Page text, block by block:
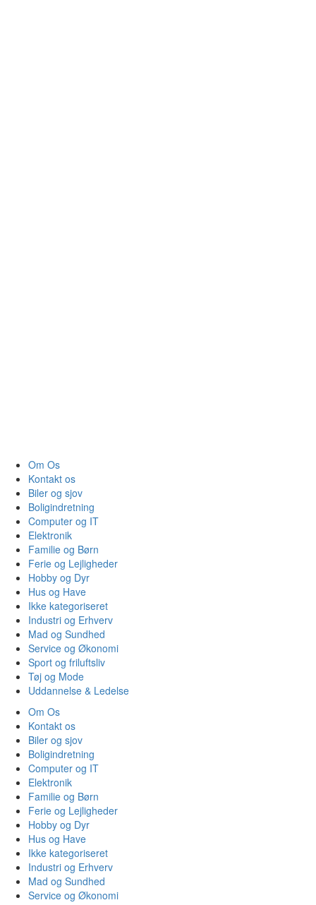
Om Os
Kontakt os
Biler og sjov
Boligindretning
Computer og IT
Elektronik
Familie og Børn
Ferie og Lejligheder
Hobby og Dyr
Hus og Have
Ikke kategoriseret
Industri og Erhverv
Mad og Sundhed
Service og Økonomi
Sport og friluftsliv
Tøj og Mode
Uddannelse & Ledelse
Om Os
Kontakt os
Biler og sjov
Boligindretning
Computer og IT
Elektronik
Familie og Børn
Ferie og Lejligheder
Hobby og Dyr
Hus og Have
Ikke kategoriseret
Industri og Erhverv
Mad og Sundhed
Service og Økonomi